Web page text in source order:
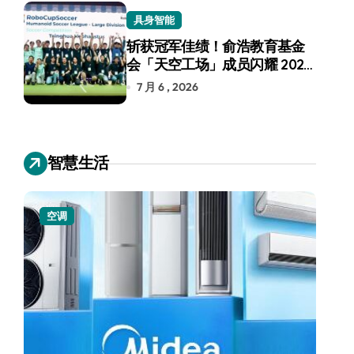
具身智能
斩获冠军佳绩！俞浩教育基金
会「天空工场」成员闪耀 2026
RoboCup 机器人世界杯
7 月 6 , 2026
智慧生活